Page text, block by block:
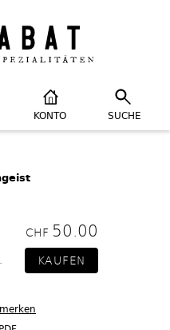
KONTO SUCHE
CHF 50.00